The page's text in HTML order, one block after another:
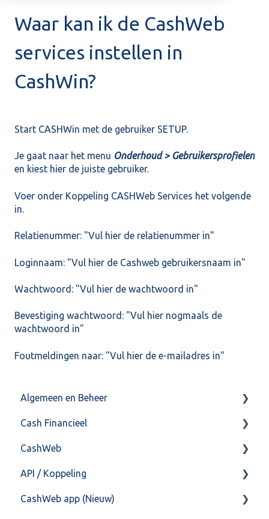
Waar kan ik de CashWeb
services instellen in
CashWin?
Start CASHWin met de gebruiker SETUP.
Je gaat naar het menu Onderhoud > Gebruikersprofielen
en kiest hier de juiste gebruiker.
Voer onder Koppeling CASHWeb Services het volgende
in.
Relatienummer: "Vul hier de relatienummer in"
Loginnaam: "Vul hier de Cashweb gebruikersnaam in"
Wachtwoord: "Vul hier de wachtwoord in"
Bevestiging wachtwoord: "Vul hier nogmaals de
wachtwoord in"
Foutmeldingen naar: "Vul hier de e-mailadres in"
Algemeen en Beheer
Bank(koppeling)
Import/Export
Postbus
Training & Consultancy
Cash Financieel
Boekhoud
Fiscaal
Overig
CashWeb
CashHero Layout
Mailen vanuit CASHWeb
API / Koppeling
Algemeen
CashWeb app (Nieuw)